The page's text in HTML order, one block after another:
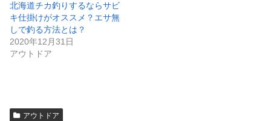
北海道チカ釣りするならサビ
キ仕掛けがオススメ？エサ無
しで釣る方法とは？
2020年12月31日
アウトドア
アウトドア